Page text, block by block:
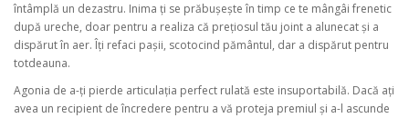
întâmplă un dezastru. Inima ți se prăbușește în timp ce te mângâi frenetic
după ureche, doar pentru a realiza că prețiosul tău joint a alunecat și a
dispărut în aer. Îți refaci pașii, scotocind pământul, dar a dispărut pentru
totdeauna.
Agonia de a-ți pierde articulația perfect rulată este insuportabilă. Dacă ați
avea un recipient de încredere pentru a vă proteja premiul și a-l ascunde